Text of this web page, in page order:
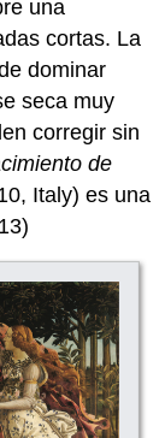
una
cortas. La
dominar
seca muy
corregir sin
de
Italy) es una